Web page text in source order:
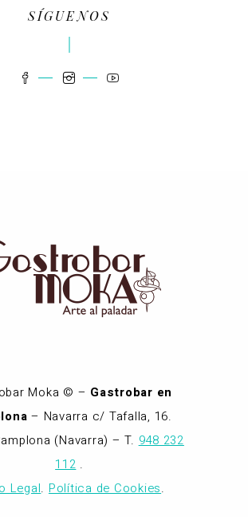
SÍGUENOS
Moka © – Gastrobar en
– Navarra c/ Tafalla, 16.
(Navarra) – T. 948 232
112 .
Legal. Política de Cookies.